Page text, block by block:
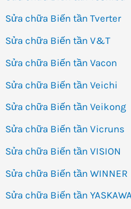
Sửa chữa Biến tần Tverter
Sửa chữa Biến tần V&T
Sửa chữa Biến tần Vacon
Sửa chữa Biến tần Veichi
Sửa chữa Biến tần Veikong
Sửa chữa Biến tần Vicruns
Sửa chữa Biến tần VISION
Sửa chữa Biến tần WINNER
Sửa chữa Biến tần